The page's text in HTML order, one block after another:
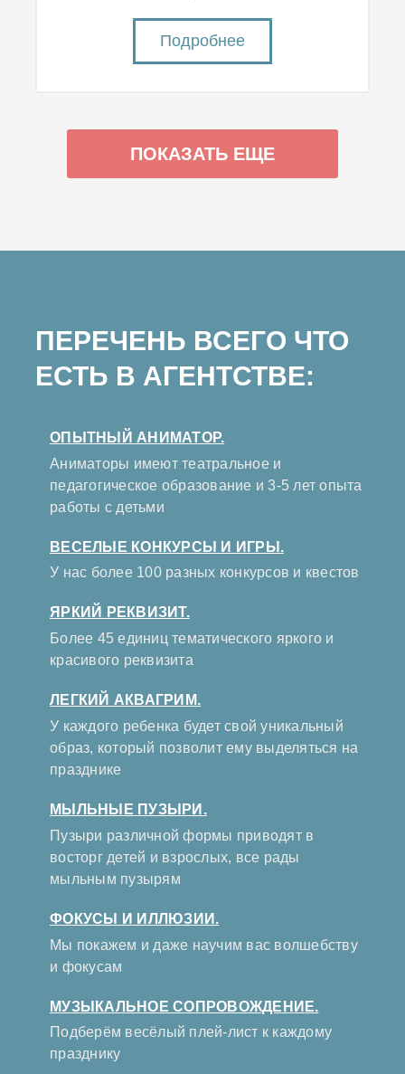
Подробнее
ПОКАЗАТЬ ЕЩЕ
ПЕРЕЧЕНЬ ВСЕГО ЧТО
ЕСТЬ В АГЕНТСТВЕ:
ОПЫТНЫЙ АНИМАТОР.
Аниматоры имеют театральное и
педагогическое образование и 3-5 лет опыта
работы с детьми
ВЕСЕЛЫЕ КОНКУРСЫ И ИГРЫ.
У нас более 100 разных конкурсов и квестов
ЯРКИЙ РЕКВИЗИТ.
Более 45 единиц тематического яркого и
красивого реквизита
ЛЕГКИЙ АКВАГРИМ.
У каждого ребенка будет свой уникальный
образ, который позволит ему выделяться на
празднике
МЫЛЬНЫЕ ПУЗЫРИ.
Пузыри различной формы приводят в
восторг детей и взрослых, все рады
мыльным пузырям
ФОКУСЫ И ИЛЛЮЗИИ.
Мы покажем и даже научим вас волшебству
и фокусам
МУЗЫКАЛЬНОЕ СОПРОВОЖДЕНИЕ.
Подберём весёлый плей-лист к каждому
празднику